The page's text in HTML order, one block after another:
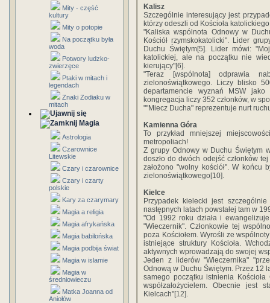
Mity - część
kultury
Mity o potopie
Na początku była
woda
Potwory ludzko-
zwierzęce
Ptaki w mitach i
legendach
Znaki Zodiaku w
mitach
Magia
Astrologia
Czarownice
Litewskie
Czary i czarownice
Czary i czarty
polskie
Kary za czarymary
Magia a religia
Magia afrykańska
Magia babilońska
Magia podbija świat
Magia w islamie
Magia w
średniowieczu
Matka Joanna od
Aniołów
Kalisz
Szczególnie interesujący jest
którzy odeszli od Kościoła
"Kaliska wspólnota Odnowy w
Kościół rzymskokatolicki". Lider
Duchu Świętym[5]. Lider mówi:
katolickiej, ale na początku nie
kierujący"[6].
"Teraz [wspólnota] odprawia
zielonoświątkowego. Liczy blisko
departamencie wyznań MSW jako
kongregacja liczy 352 członków, w
""Miecz Ducha" reprezentuje nurt
Kamienna Góra
To przykład mniejszej
metropoliach!
Z grupy Odnowy w Duchu Świętym
doszło do dwóch odejść członków
założono "wolny kościół". W końcu
zielonoświątkowego[10].
Kielce
Przypadek kielecki jest
następnych latach powstałej tam w
"Od 1992 roku działa i
"Wieczernik". Członkowie tej
poza Kościołem. Wyrośli ze
istniejące struktury Kościoła.
aktywnych wprowadzają do swojej
Jeden z liderów "Wieczernika"
Odnową w Duchu Świętym. Przez 12
samego początku istnienia
współzałożycielem. Obecnie jest
Kielcach"[12].